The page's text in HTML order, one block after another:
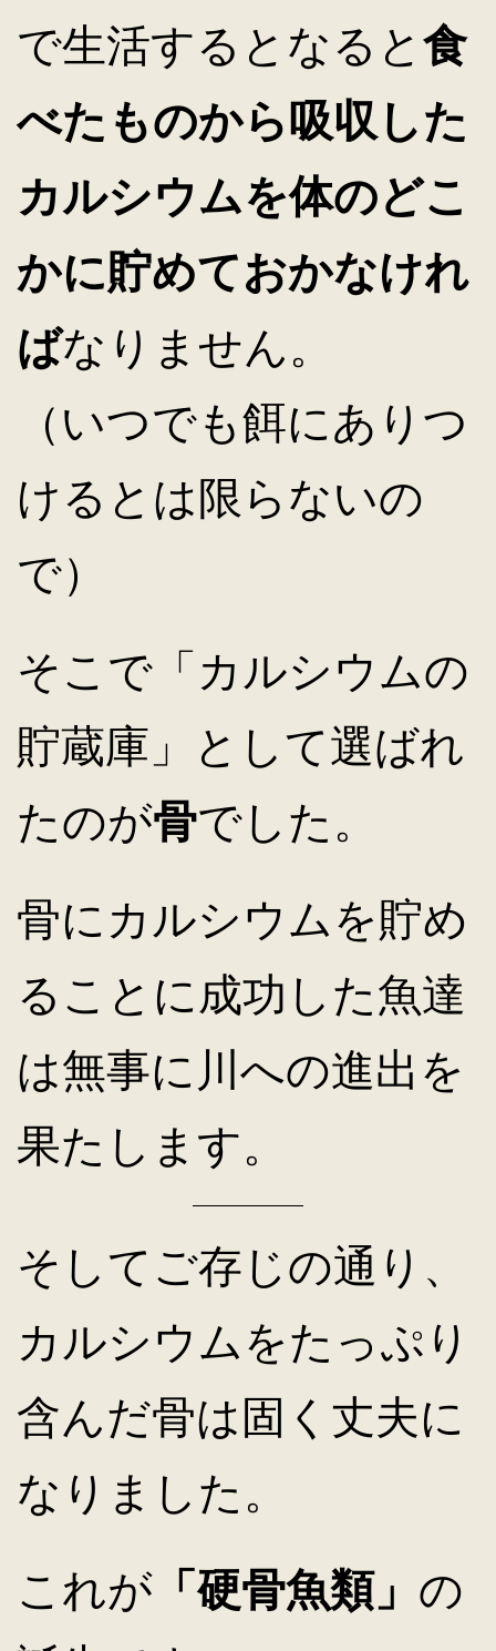
で生活するとなると 食
べたものから吸収した
カルシウムを体のどこ
かに貯めておかなけれ
ばなりません。
（いつでも餌にありつ
けるとは限らないの
で）
そこで「カルシウムの
貯蔵庫」として選ばれ
たのが骨でした。
骨にカルシウムを貯め
ることに成功した魚達
は無事に川への進出を
果たします。
そしてご存じの通り、
カルシウムをたっぷり
含んだ骨は固く丈夫に
なりました。
これが 「硬骨魚類」 の